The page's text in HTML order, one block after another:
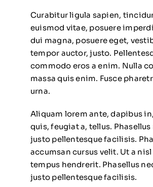
Curabitur ligula sapien,
euismod vitae, posuere
dui magna, posuere eget,
tempor auctor, justo.
commodo eros a enim. Nulla
massa quis enim. Fusce
urna.
Aliquam lorem ante, dapibus
quis, feugiat a, tellus. Phasellus
justo pellentesque facilisis.
accumsan cursus velit. Ut a
tempus hendrerit. Phasellus
justo pellentesque facilisis.